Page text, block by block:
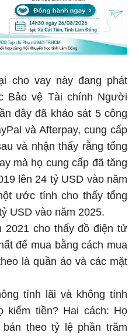
cho vay này đang phát
Bảo vệ Tài chính Người
đây đã khảo sát 5 công
và Afterpay, cung cấp
và nhận thấy rằng tổng
mà họ cung cấp đã tăng
lên 24 tỷ USD vào năm
ước tính cho thấy tổng
USD vào năm 2025.
2021 cho thấy đồ điện tử
để mua bằng cách mua
là quần áo và các mặt
tính lãi và không tính
kiếm tiền? Hai cách: Họ
theo tỷ lệ phần trăm